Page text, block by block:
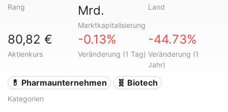
Rang
Mrd.
Marktkapitalisierung
Land
80,82 €
Aktienkurs
-0.13%
Veränderung (1 Tag)
-44.73%
Veränderung (1
Jahr)
💊 Pharmaunternehmen 🧬 Biotech
Kategorien